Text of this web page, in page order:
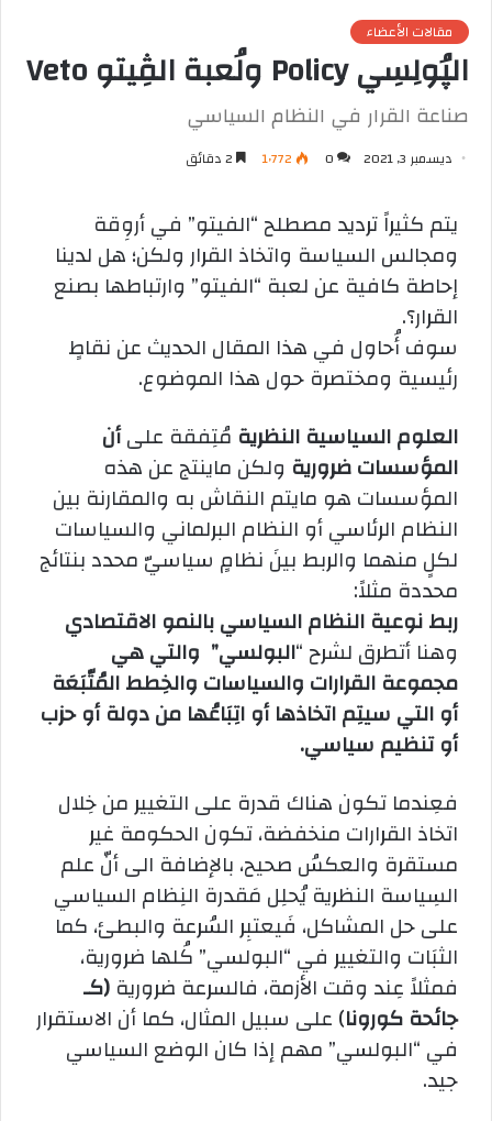
مقالات الأعضاء
الپُولِسِي Policy ولُعبة الڤِيتو Veto
صناعة القرار في النظام السياسي
ديسمبر 3, 2021 0 1٬772
يتم كثيراً ترديد مصطلح “الفيتو” في أروِقة
ومجالس السياسة واتخاذ القرار ولكن؛ هل لدينا
إحاطة كافية عن لعبة “الفيتو” وارتباطها بصنع
القرار؟.
سوف أُحاول في هذا المقال الحديث عن نقاطٍ
رئيسية ومختصرة حول هذا الموضوع.
العلوم السياسية النظرية مُتِفقة علىأن
المؤسسات ضرورية ولكن ماينتج عن هذه
المؤسسات هو مايتم النقاش به والمقارنة بين
النظام الرئاسي أو النظام البرلماني والسياسات
لكلٍ منهما والربط بينَ نظامٍ سياسيّ محدد بنتائج
محددة مثلاً:
ربط نوعية النظام السياسي بالنمو الاقتصادي
وهنا أتطرق لشرح “البولسي” والتي هي
مجموعة القرارات والسياسات والخِطط المُتّبَعَة
أو التي سيتِم اتخاذها أو اتِبَاعُها من دولة أو حزب
أو تنظيم سياسي.
فعِندما تكون هناك قدرة على التغيير من خِلال
اتخاذ القرارات منخفضة، تكون الحكومة غير
مستقرة والعكسُ صحيح، بالإضافة الى أنّ علم
السِياسة النظرية يُحلِل مَقدرة النِظام السياسي
على حل المشاكل، فَيعتبِر السُرعة والبطئ، كما
الثبَات والتغيير في “البولسي” كُلها ضرورية،
فمثلاً عِند وقت الأزمة، فالسرعة ضرورية (كـ
جائحة كورونا) على سبيل المثال، كما أن الاستقرار
في “البولسي” مهم إذا كان الوضع السياسي
جيد.